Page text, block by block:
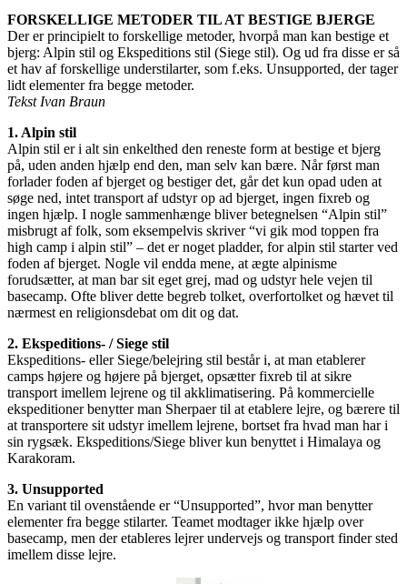
FORSKELLIGE METODER TIL AT BESTIGE BJERGE
Der er principielt to forskellige metoder, hvorpå man kan bestige et
bjerg: Alpin stil og Ekspeditions stil (Siege stil). Og ud fra disse er så
et hav af forskellige understilarter, som f.eks. Unsupported, der tager
lidt elementer fra begge metoder.
Tekst Ivan Braun
1. Alpin stil
Alpin stil er i alt sin enkelthed den reneste form at bestige et bjerg
på, uden anden hjælp end den, man selv kan bære. Når først man
forlader foden af bjerget og bestiger det, går det kun opad uden at
søge ned, intet transport af udstyr op ad bjerget, ingen fixreb og
ingen hjælp. I nogle sammenhænge bliver betegnelsen “Alpin stil”
misbrugt af folk, som eksempelvis skriver “vi gik mod toppen fra
high camp i alpin stil” – det er noget pladder, for alpin stil starter ved
foden af bjerget. Nogle vil endda mene, at ægte alpinisme
forudsætter, at man bar sit eget grej, mad og udstyr hele vejen til
basecamp. Ofte bliver dette begreb tolket, overfortolket og hævet til
nærmest en religionsdebat om dit og dat.
2. Ekspeditions- / Siege stil
Ekspeditions- eller Siege/belejring stil består i, at man etablerer
camps højere og højere på bjerget, opsætter fixreb til at sikre
transport imellem lejrene og til akklimatisering. På kommercielle
ekspeditioner benytter man Sherpaer til at etablere lejre, og bærere til
at transportere sit udstyr imellem lejrene, bortset fra hvad man har i
sin rygsæk. Ekspeditions/Siege bliver kun benyttet i Himalaya og
Karakoram.
3. Unsupported
En variant til ovenstående er “Unsupported”, hvor man benytter
elementer fra begge stilarter. Teamet modtager ikke hjælp over
basecamp, men der etableres lejrer undervejs og transport finder sted
imellem disse lejre.